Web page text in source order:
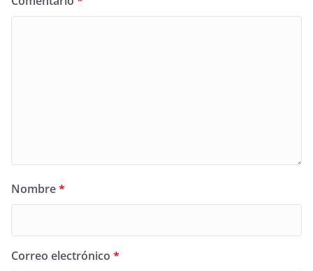
Nombre*
Correo electrónico *